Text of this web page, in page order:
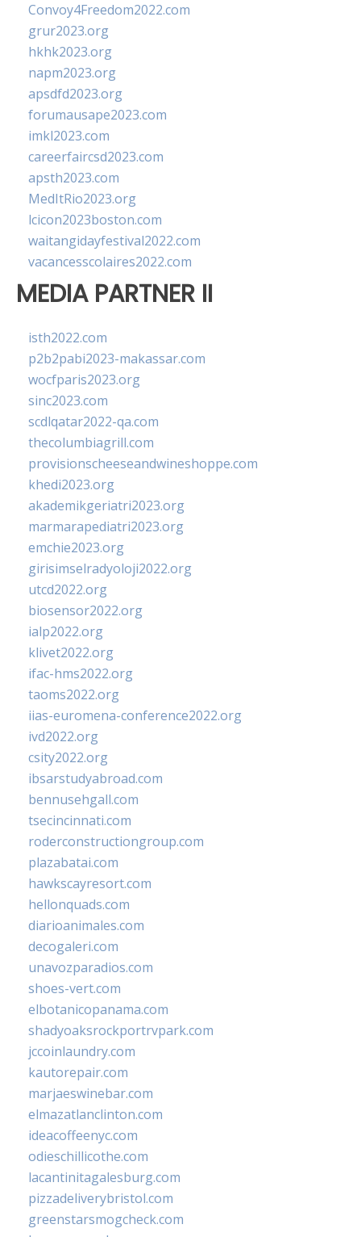
Convoy4Freedom2022.com
grur2023.org
hkhk2023.org
napm2023.org
apsdfd2023.org
forumausape2023.com
imkl2023.com
careerfaircsd2023.com
apsth2023.com
MedItRio2023.org
lcicon2023boston.com
waitangidayfestival2022.com
vacancesscolaires2022.com
MEDIA PARTNER II
isth2022.com
p2b2pabi2023-makassar.com
wocfparis2023.org
sinc2023.com
scdlqatar2022-qa.com
thecolumbiagrill.com
provisionscheeseandwineshoppe.com
khedi2023.org
akademikgeriatri2023.org
marmarapediatri2023.org
emchie2023.org
girisimselradyoloji2022.org
utcd2022.org
biosensor2022.org
ialp2022.org
klivet2022.org
ifac-hms2022.org
taoms2022.org
iias-euromena-conference2022.org
ivd2022.org
csity2022.org
ibsarstudyabroad.com
bennusehgall.com
tsecincinnati.com
roderconstructiongroup.com
plazabatai.com
hawkscayresort.com
hellonquads.com
diarioanimales.com
decogaleri.com
unavozparadios.com
shoes-vert.com
elbotanicopanama.com
shadyoaksrockportrvpark.com
jccoinlaundry.com
kautorepair.com
marjaeswinebar.com
elmazatlanclinton.com
ideacoffeenyc.com
odieschillicothe.com
lacantinitagalesburg.com
pizzadeliverybristol.com
greenstarsmogcheck.com